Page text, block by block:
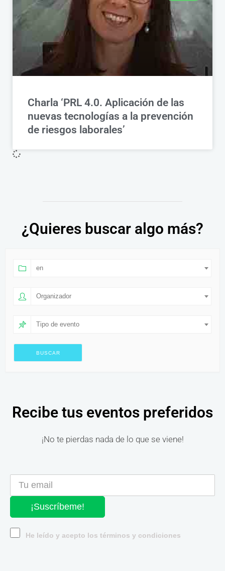
Charla ‘PRL 4.0. Aplicación de las
nuevas tecnologías a la prevención
de riesgos laborales’
¿Quieres buscar algo más?
en
Organizador
Tipo de evento
Recibe tus eventos preferidos
¡No te pierdas nada de lo que se viene!
¡Suscríbeme!
He leído y acepto los términos y condiciones